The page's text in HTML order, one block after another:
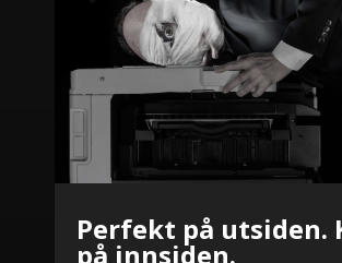
Perfekt på utsiden.
på innsiden.